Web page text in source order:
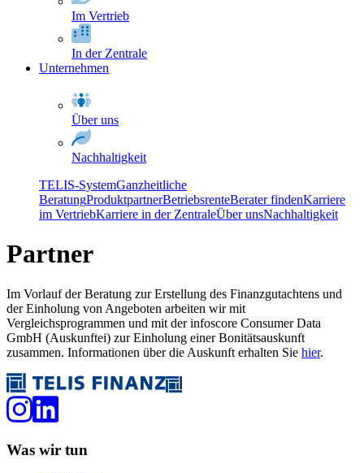
Im Vertrieb
In der Zentrale
Unternehmen
Über uns
Nachhaltigkeit
TELIS-SystemGanzheitliche
BeratungProduktpartnerBetriebsrenteBerater findenKarriere
im VertriebKarriere in der ZentraleÜber unsNachhaltigkeit
Partner
Im Vorlauf der Beratung zur Erstellung des Finanzgutachtens und
der Einholung von Angeboten arbeiten wir mit
Vergleichsprogrammen und mit der infoscore Consumer Data
GmbH (Auskunftei) zur Einholung einer Bonitätsauskunft
zusammen. Informationen über die Auskunft erhalten Sie hier.
Was wir tun